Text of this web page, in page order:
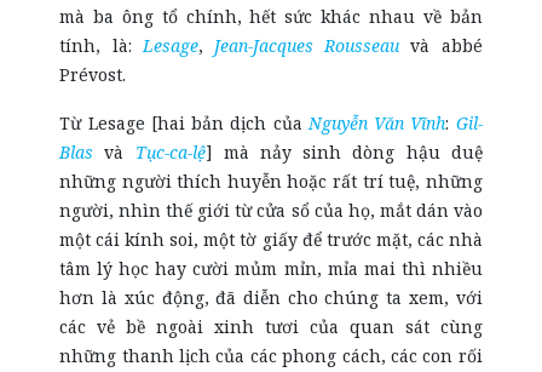
mà ba ông tổ chính, hết sức khác nhau về bản
tính, là:Lesage, Jean-Jacques Rousseau và abbé
Prévost.
Từ Lesage [hai bản dịch củaNguyễn Văn Vĩnh: Gil-
Blas và Tục-ca-lệ] mà nảy sinh dòng hậu duệ
những người thích huyễn hoặc rất trí tuệ, những
người, nhìn thế giới từ cửa sổ của họ, mắt dán vào
một cái kính soi, một tờ giấy để trước mặt, các nhà
tâm lý học hay cười mủm mỉn, mỉa mai thì nhiều
hơn là xúc động, đã diễn cho chúng ta xem, với
các vẻ bề ngoài xinh tươi của quan sát cùng
những thanh lịch của các phong cách, các con rối